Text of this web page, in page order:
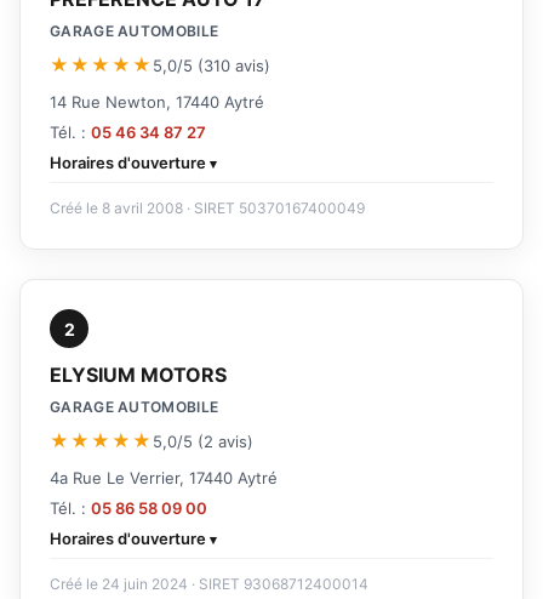
GARAGE AUTOMOBILE
★★★★★ 5,0/5 (310 avis)
14 Rue Newton, 17440 Aytré
Tél. : 05 46 34 87 27
Horaires d'ouverture
Créé le 8 avril 2008 · SIRET 50370167400049
2
ELYSIUM MOTORS
GARAGE AUTOMOBILE
★★★★★ 5,0/5 (2 avis)
4a Rue Le Verrier, 17440 Aytré
Tél. : 05 86 58 09 00
Horaires d'ouverture
Créé le 24 juin 2024 · SIRET 93068712400014